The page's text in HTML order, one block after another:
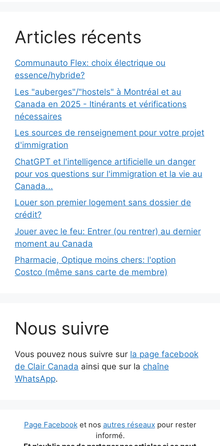
Articles récents
Communauto Flex: choix électrique ou
essence/hybride?
Les "auberges"/"hostels" à Montréal et au
Canada en 2025 - Itinérants et vérifications
nécessaires
Les sources de renseignement pour votre projet
d'immigration
ChatGPT et l'intelligence artificielle un danger
pour vos questions sur l'immigration et la vie au
Canada...
Louer son premier logement sans dossier de
crédit?
Jouer avec le feu: Entrer (ou rentrer) au dernier
moment au Canada
Pharmacie, Optique moins chers: l'option
Costco (même sans carte de membre)
Nous suivre
Vous pouvez nous suivre sur la page facebook
de Clair Canada ainsi que sur la chaîne
WhatsApp.
Page Facebooket nos autres réseauxpour rester
informé.